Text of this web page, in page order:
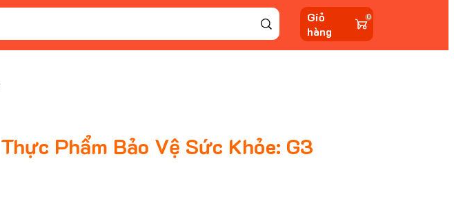
0
Giỏ
hàng
Thực Phẩm Bảo Vệ Sức Khỏe: G3